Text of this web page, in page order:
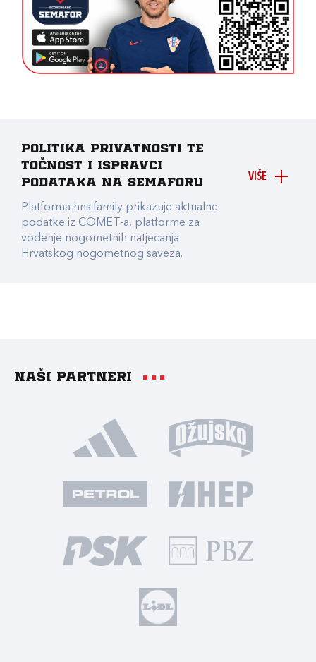
VIŠE
Politika privatnosti te
točnost i ispravci
podataka na Semaforu
Platforma hns.family prikazuje aktualne
podatke iz COMET-a, platforme za
vođenje nogometnih natjecanja
Hrvatskog nogometnog saveza.
Naši partneri